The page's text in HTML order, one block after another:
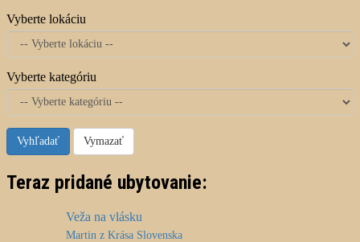
Vyberte lokáciu
Vyberte kategóriu
Vyhľadať Vymazať
Teraz pridané ubytovanie:
Veža na vlásku
Martin z Krása Slovenska